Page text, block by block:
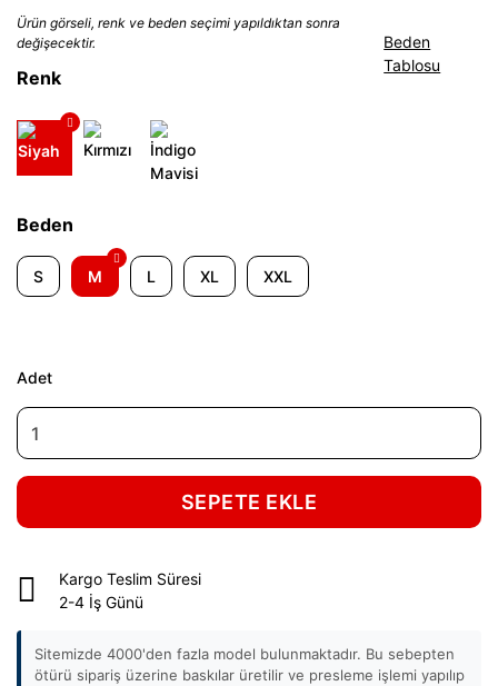
Ürün görseli, renk ve beden seçimi yapıldıktan sonra
değişecektir.
Renk
Beden
S M L XL XXL
Beden
Tablosu
Adet
SEPETE EKLE
Kargo Teslim Süresi
2-4 İş Günü
Sitemizde 4000'den fazla model bulunmaktadır. Bu sebepten
ötürü sipariş üzerine baskılar üretilir ve presleme işlemi yapılıp